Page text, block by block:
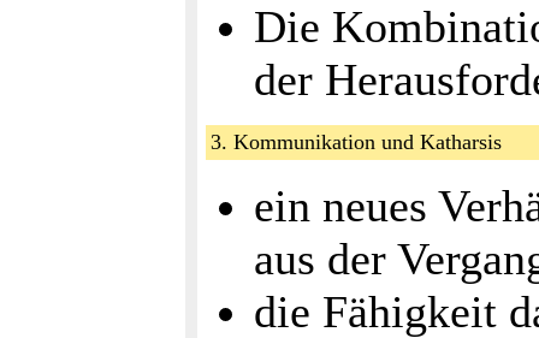
Die
der
3. Kommunikation und Katharsis
ein neues
aus der
die Fähigkeit